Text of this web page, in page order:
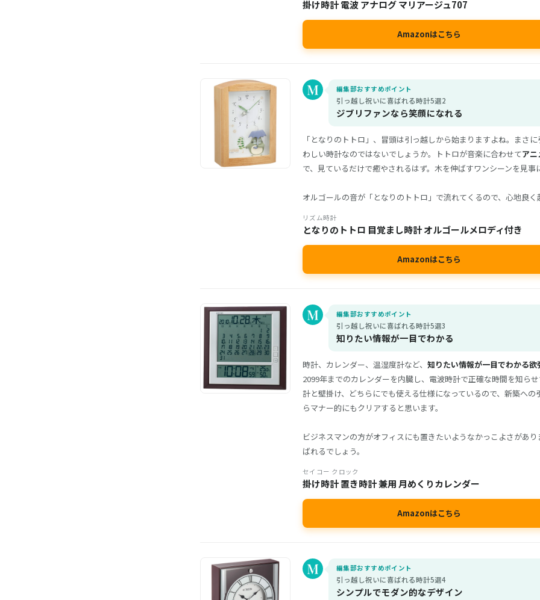
掛け時計 電波 アナログ マリアージュ707
Amazonはこちら
編集部おすすめポイント
引っ越し祝いに喜ばれる時計5選2
ジブリファンなら笑顔になれる
「となりのトトロ」、冒頭は引っ越しから始まりますよね。まさ
わしい時計なのではないでしょうか。トトロが音楽に合わせてア
で、見ているだけで癒やされるはず。木を伸ばすワンシーンを見事
オルゴールの音が「となりのトトロ」で流れてくるので、心地良
リズム時計
となりのトトロ 目覚まし時計 オルゴールメロディ付き
Amazonはこちら
編集部おすすめポイント
引っ越し祝いに喜ばれる時計5選3
知りたい情報が一目でわかる
時計、カレンダー、温湿度計など、 知りたい情報が一目でわかる欲
2099年までのカレンダーを内臓し、電波時計で正確な時間を知ら
計と壁掛け、どちらにでも使える仕様になっているので、新築への
らマナー的にもクリアすると思います。
ビジネスマンの方がオフィスにも置きたいようなかっこよさがあ
ばれるでしょう。
セイコー クロック
掛け時計 置き時計 兼用 月めくりカレンダー
Amazonはこちら
編集部おすすめポイント
引っ越し祝いに喜ばれる時計5選4
シンプルでモダン的なデザイン